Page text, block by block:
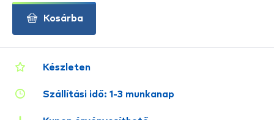
Készleten
Szállítási idő: 1-3 munkanap
Kosárba